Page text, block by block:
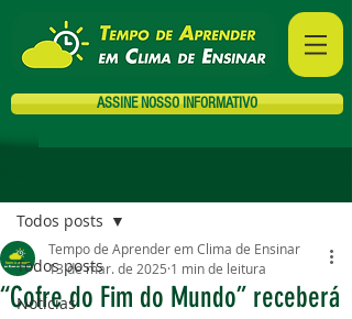
ASSINE NOSSO INFORMATIVO
Todos posts
Notícias
Todos posts
“Cofre do Fim do Mundo” receberá
Tempo de Aprender em Clima de Ensinar
13 de mar. de 2025 1 min de leitura